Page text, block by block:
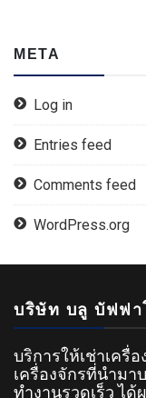
META
Log in
Entries feed
Comments feed
WordPress.org
บริษัท บลู บัฟฟา
บริการให้เช่าเครื่
เครื่องจักรที่นำมา
ทำงานรวดเร็ว ไ